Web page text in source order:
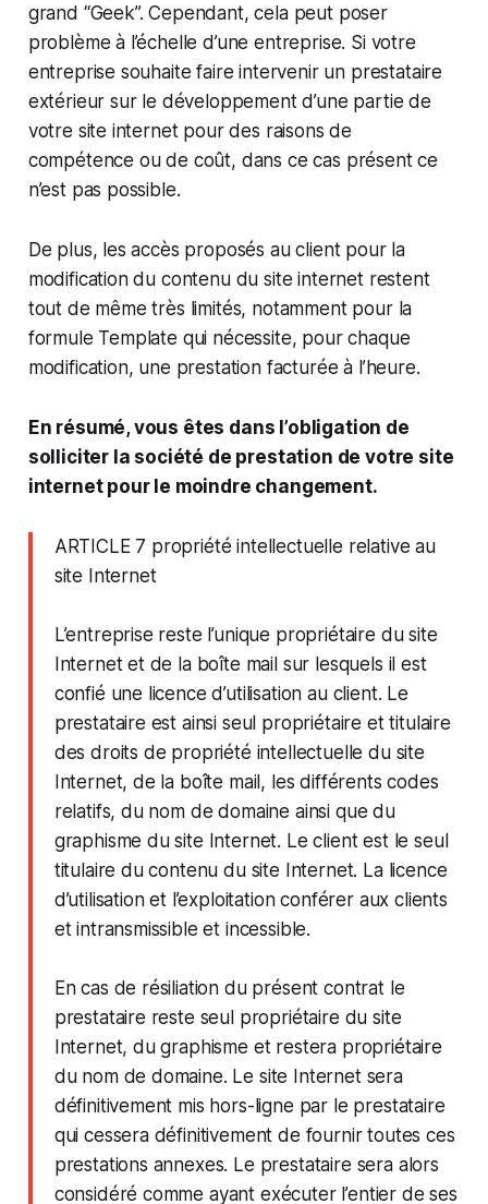
grand “Geek”. Cependant, cela peut poser
problème à l’échelle d’une entreprise. Si votre
entreprise souhaite faire intervenir un prestataire
extérieur sur le développement d’une partie de
votre site internet pour des raisons de
compétence ou de coût, dans ce cas présent ce
n’est pas possible.
De plus, les accès proposés au client pour la
modification du contenu du site internet restent
tout de même très limités, notamment pour la
formule Template qui nécessite, pour chaque
modification, une prestation facturée à l’heure.
En résumé, vous êtes dans l’obligation de
solliciter la société de prestation de votre site
internet pour le moindre changement.
ARTICLE 7 propriété intellectuelle relative au
site Internet
L’entreprise reste l’unique propriétaire du site
Internet et de la boîte mail sur lesquels il est
confié une licence d’utilisation au client. Le
prestataire est ainsi seul propriétaire et titulaire
des droits de propriété intellectuelle du site
Internet, de la boîte mail, les différents codes
relatifs, du nom de domaine ainsi que du
graphisme du site Internet. Le client est le seul
titulaire du contenu du site Internet. La licence
d’utilisation et l’exploitation conférer aux clients
et intransmissible et incessible.
En cas de résiliation du présent contrat le
prestataire reste seul propriétaire du site
Internet, du graphisme et restera propriétaire
du nom de domaine. Le site Internet sera
définitivement mis hors-ligne par le prestataire
qui cessera définitivement de fournir toutes ces
prestations annexes. Le prestataire sera alors
considéré comme ayant exécuter l’entier de ses